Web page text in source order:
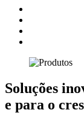
Soluções
e para o